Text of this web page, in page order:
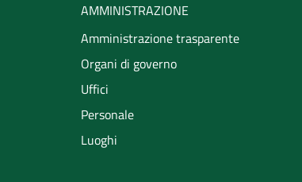
AMMINISTRAZIONE
Amministrazione trasparente
Organi di governo
Uffici
Personale
Luoghi